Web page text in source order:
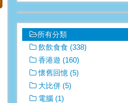
所有分類
飲飲食食 (338)
香港遊 (160)
懷舊回憶 (5)
大比併 (5)
電腦 (1)